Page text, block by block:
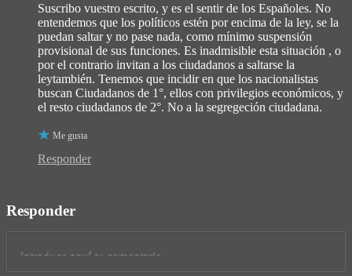
Suscribo vuestro escrito, y es el sentir de los Españoles. No
entendemos que los políticos estén por encima de la ley, se la
puedan saltar y no pase nada, como mínimo suspensión
provisional de sus funciones. Es inadmisible esta situación , o
por el contrario invitan a los ciudadanos a saltarse la
leytambién. Tenemos que incidir en que los nacionalistas
buscan Ciudadanos de 1°, ellos con privilegios económicos, y
el resto ciudadanos de 2°. No a la segregeción ciudadana.
Me gusta
Responder
Responder